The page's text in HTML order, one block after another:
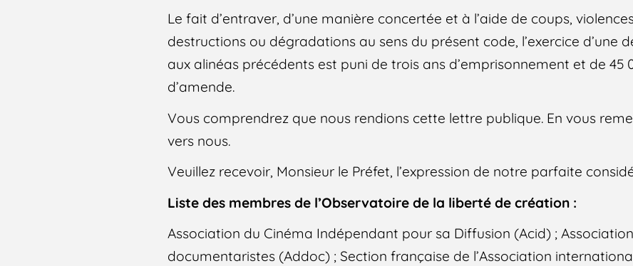
Le fait d’entraver, d’une manière concertée et à l’aide de coups,
destructions ou dégradations au sens du présent code, l’exercice d’une
aux alinéas précédents est puni de trois ans d’emprisonnement et de 45
d’amende.
Vous comprendrez que nous rendions cette lettre publique. En vous
vers nous.
Veuillez recevoir, Monsieur le Préfet, l’expression de notre parfaite
Liste des membres de l’Observatoire de la liberté de création :
Association du Cinéma Indépendant pour sa Diffusion (Acid) ;
documentaristes (Addoc) ; Section française de l’Association